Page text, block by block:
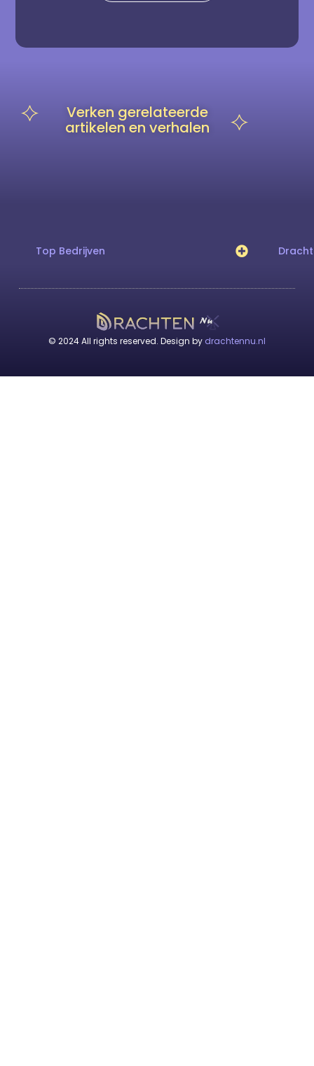
Verken gerelateerde
artikelen en verhalen
Top Bedrijven
© 2024 All rights reserved. Design by drachtennu.nl